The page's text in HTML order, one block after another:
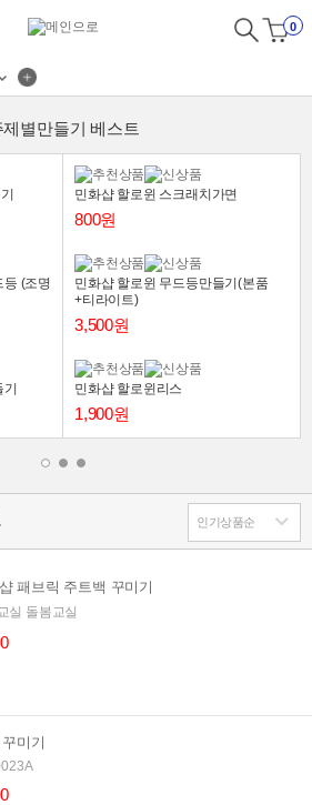
0
제별만들기 베스트
민화샵 할로윈 스크래치가면
800원
등 (조명
민화샵 할로윈 무드등만들기(본품
+티라이트)
3,500원
민화샵 할로윈리스
1,900원
패브릭 주트백 꾸미기
실 돌봄교실
미기